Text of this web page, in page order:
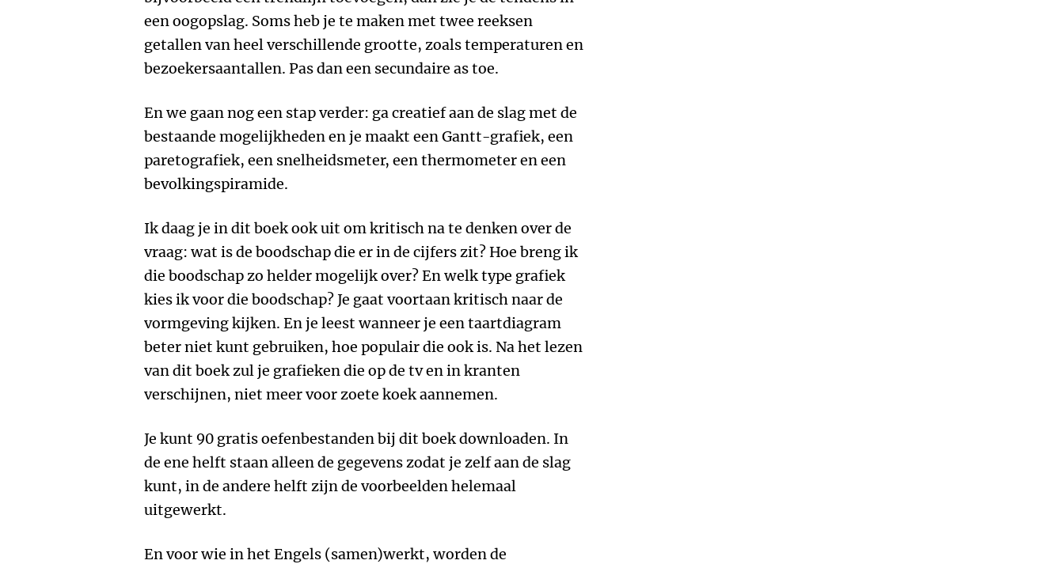
een oogopslag. Soms heb je te maken met twee reeksen
getallen van heel verschillende grootte, zoals temperaturen en
bezoekersaantallen. Pas dan een secundaire as toe.
En we gaan nog een stap verder: ga creatief aan de slag met de
bestaande mogelijkheden en je maakt een Gantt-grafiek, een
paretografiek, een snelheidsmeter, een thermometer en een
bevolkingspiramide.
Ik daag je in dit boek ook uit om kritisch na te denken over de
vraag: wat is de boodschap die er in de cijfers zit? Hoe breng ik
die boodschap zo helder mogelijk over? En welk type grafiek
kies ik voor die boodschap? Je gaat voortaan kritisch naar de
vormgeving kijken. En je leest wanneer je een taartdiagram
beter niet kunt gebruiken, hoe populair die ook is. Na het lezen
van dit boek zul je grafieken die op de tv en in kranten
verschijnen, niet meer voor zoete koek aannemen.
Je kunt 90 gratis oefenbestanden bij dit boek downloaden. In
de ene helft staan alleen de gegevens zodat je zelf aan de slag
kunt, in de andere helft zijn de voorbeelden helemaal
uitgewerkt.
En voor wie in het Engels (samen)werkt, worden de